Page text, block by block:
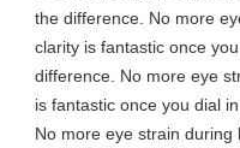
the difference. No more
clarity is fantastic once
difference. No more eye
is fantastic once you dial
No more eye strain during